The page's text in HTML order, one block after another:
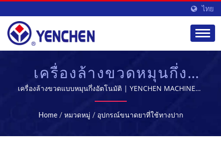
ไทย
เครื่องล้างขวดหมุนกึ่ง
อัตโนมัติ | อุปกรณ์การ
ผลิตและการประมวลผล
ทางเภสัชกรรม |
เครื่องล้างขวดแบบหมุนกึ่งอัตโนมัติ | YENCHEN MACHINERY
CO., LTD. มีความเชี่ยวชาญในการผลิตเครื่องจักรทางการ
แพทย์มาเป็นเวลา 60 ปี.
Home / หมวดหมู่ / อุปกรณ์ขนาดยาที่ใช้ทางปาก